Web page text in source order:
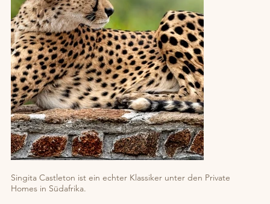
Singita Castleton ist ein echter Klassiker unter den Private
Homes in Südafrika.